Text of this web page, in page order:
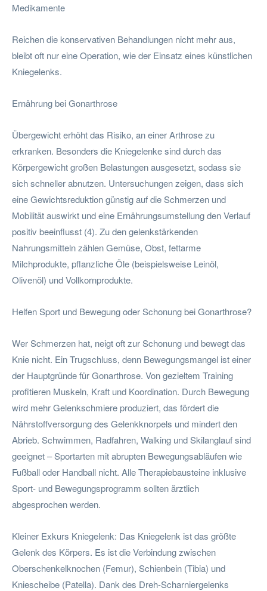
Medikamente
Reichen die konservativen Behandlungen nicht mehr aus,
bleibt oft nur eine Operation, wie der Einsatz eines künstlichen
Kniegelenks.
Ernährung bei Gonarthrose
Übergewicht erhöht das Risiko, an einer Arthrose zu
erkranken. Besonders die Kniegelenke sind durch das
Körpergewicht großen Belastungen ausgesetzt, sodass sie
sich schneller abnutzen. Untersuchungen zeigen, dass sich
eine Gewichtsreduktion günstig auf die Schmerzen und
Mobilität auswirkt und eine Ernährungsumstellung den Verlauf
positiv beeinflusst (4). Zu den gelenkstärkenden
Nahrungsmitteln zählen Gemüse, Obst, fettarme
Milchprodukte, pflanzliche Öle (beispielsweise Leinöl,
Olivenöl) und Vollkornprodukte.
Helfen Sport und Bewegung oder Schonung bei Gonarthrose?
Wer Schmerzen hat, neigt oft zur Schonung und bewegt das
Knie nicht. Ein Trugschluss, denn Bewegungsmangel ist einer
der Hauptgründe für Gonarthrose. Von gezieltem Training
profitieren Muskeln, Kraft und Koordination. Durch Bewegung
wird mehr Gelenkschmiere produziert, das fördert die
Nährstoffversorgung des Gelenkknorpels und mindert den
Abrieb. Schwimmen, Radfahren, Walking und Skilanglauf sind
geeignet – Sportarten mit abrupten Bewegungsabläufen wie
Fußball oder Handball nicht. Alle Therapiebausteine inklusive
Sport- und Bewegungsprogramm sollten ärztlich
abgesprochen werden.
Kleiner Exkurs Kniegelenk: Das Kniegelenk ist das größte
Gelenk des Körpers. Es ist die Verbindung zwischen
Oberschenkelknochen (Femur), Schienbein (Tibia) und
Kniescheibe (Patella). Dank des Dreh-Scharniergelenks